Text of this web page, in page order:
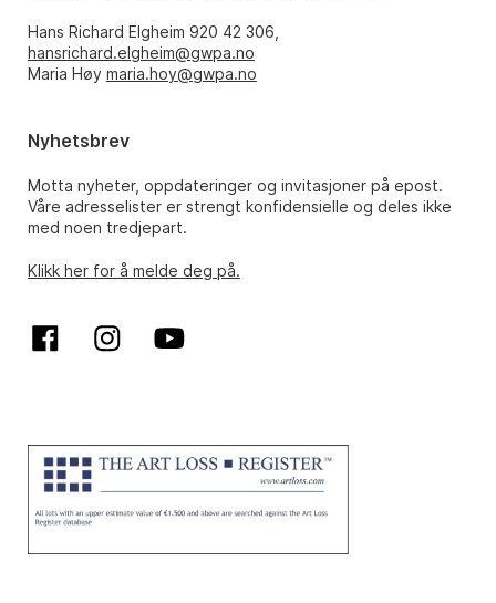
Hans Richard Elgheim 920 42 306,
hansrichard.elgheim@gwpa.no
Maria Høy maria.hoy@gwpa.no
Nyhetsbrev
Motta nyheter, oppdateringer og invitasjoner på epost.
Våre adresselister er strengt konfidensielle og deles ikke
med noen tredjepart.
Klikk her for å melde deg på.